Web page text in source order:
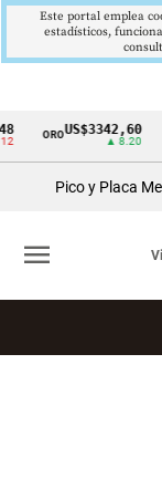
Cintillo
Colombia
OROUS$3342,60
▲ 8.20
Pico y Placa
menu
Este portal emplea
estadísticos,